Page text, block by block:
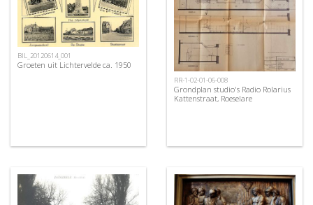
BIL_20120614_001
Groeten uit Lichtervelde ca. 1950
RR-1-02-01-06-008
Grondplan studio's Radio Rolarius
Kattenstraat, Roeselare